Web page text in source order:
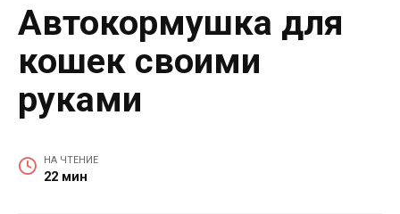
Автокормушка для
кошек своими
руками
НА ЧТЕНИЕ
22 мин